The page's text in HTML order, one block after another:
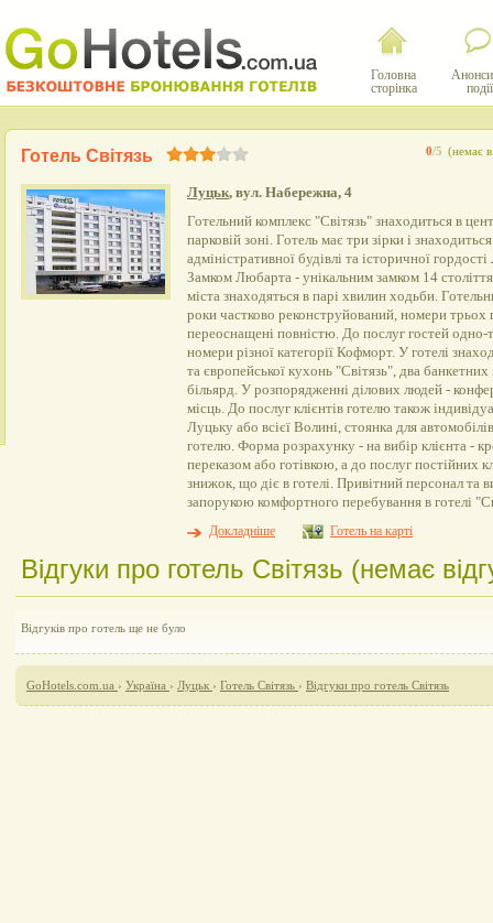
Головна
сторінка
події
0/5 (немає
Готель Світязь
Луцьк, вул. Набережна, 4
Готельний комплекс "Світязь" знаходиться в
парковій зоні. Готель має три зірки і
адміністративної будівлі та історичної
Замком Любарта - унікальним замком 14
міста знаходяться в парі хвилин ходьби.
роки частково реконструйований, номери трьох
переоснащені повністю. До послуг гостей одно-
номери різної категорії Кофморт. У готелі
та європейської кухонь "Світязь", два банкетних
більярд. У розпорядженні ділових людей -
місць. До послуг клієнтів готелю також
Луцьку або всієї Волині, стоянка для
готелю. Форма розрахунку - на вибір клієнта -
переказом або готівкою, а до послуг постійних
знижок, що діє в готелі. Привітний персонал та
запорукою комфортного перебування в готелі
Докладніше
Готель на карті
Відгуки про готель Світязь (немає
Відгуків про готель ще не було
GoHotels.com.ua › Україна › Луцьк › Готель Світязь › Відгуки про готель Світязь